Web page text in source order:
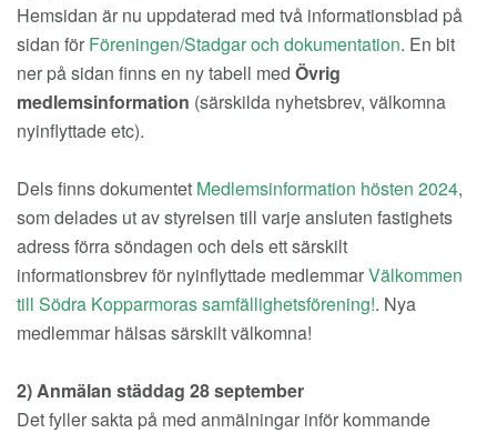
Hemsidan är nu uppdaterad med två informationsblad på
sidan för Föreningen/Stadgar och dokumentation. En bit
ner på sidan finns en ny tabell med Övrig
medlemsinformation (särskilda nyhetsbrev, välkomna
nyinflyttade etc).
Dels finns dokumentet Medlemsinformation hösten 2024,
som delades ut av styrelsen till varje ansluten fastighets
adress förra söndagen och dels ett särskilt
informationsbrev för nyinflyttade medlemmarVälkommen
till Södra Kopparmoras samfällighetsförening!. Nya
medlemmar hälsas särskilt välkomna!
2) Anmälan städdag 28 september
Det fyller sakta på med anmälningar inför kommande